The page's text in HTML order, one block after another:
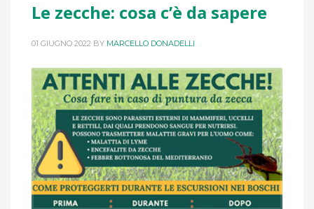
Le zecche: cosa c’è da sapere
01 GIUGNO 2022 BY MARCELLO DONADELLI